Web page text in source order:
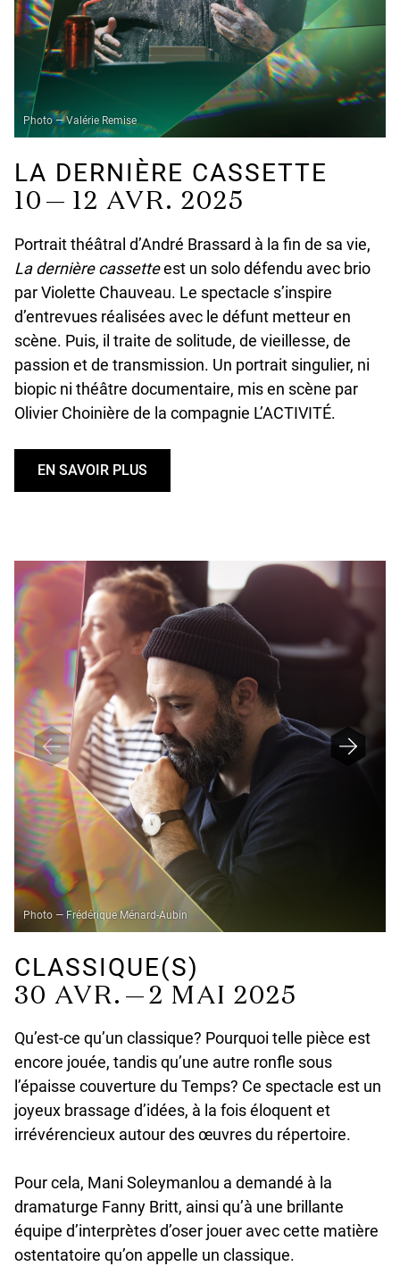
Photo — Valérie Remise
LA DERNIÈRE CASSETTE
10 — 12 AVR. 2025
Portrait théâtral d’André Brassard à la fin de sa vie,
La dernière cassetteest un solo défendu avec brio
par Violette Chauveau. Le spectacle s’inspire
d’entrevues réalisées avec le défunt metteur en
scène. Puis, il traite de solitude, de vieillesse, de
passion et de transmission. Un portrait singulier, ni
biopic ni théâtre documentaire, mis en scène par
Olivier Choinière de la compagnie L’ACTIVITÉ.
EN SAVOIR PLUS
U
F
I
N
E
D
CLASSIQUE(S)
30 AVR. — 2 MAI 2025
Qu’est-ce qu’un classique? Pourquoi telle pièce est
encore jouée, tandis qu’une autre ronfle sous
l’épaisse couverture du Temps? Ce spectacle est un
joyeux brassage d’idées, à la fois éloquent et
irrévérencieux autour des œuvres du répertoire.
Pour cela, Mani Soleymanlou a demandé à la
dramaturge Fanny Britt, ainsi qu’à une brillante
équipe d’interprètes d’oser jouer avec cette matière
ostentatoire qu’on appelle un classique.
Photo — Frédérique Ménard-Aubin